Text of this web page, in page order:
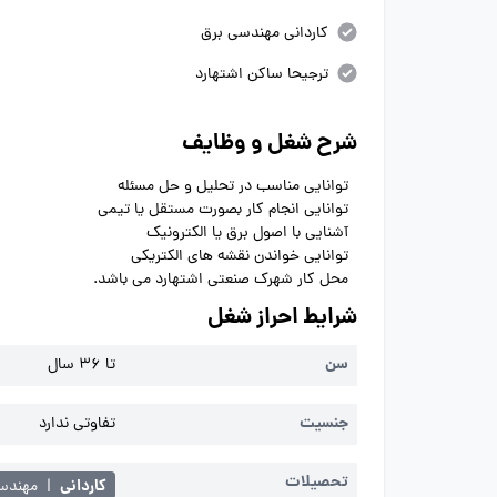
کاردانی مهندسی برق
ترجیحا ساکن اشتهارد
شرح شغل و وظایف
توانایی مناسب در تحلیل و حل مسئله
توانایی انجام کار بصورت مستقل یا تیمی
آشنایی با اصول برق یا الکترونیک
توانایی خواندن نقشه های الکتریکی
محل کار شهرک صنعتی اشتهارد می باشد.
شرایط احراز شغل
سن تا 36 سال
جنسیت تفاوتی ندارد
تحصیلات کاردانی |